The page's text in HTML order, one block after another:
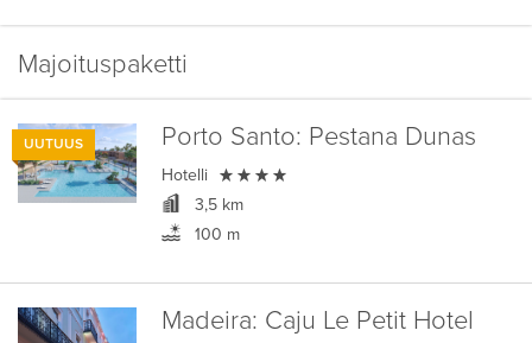
Majoituspaketti
UUTUUS Porto Santo: Pestana Dunas
Hotelli 
3,5 km
100 m
Madeira: Caju Le Petit Hotel